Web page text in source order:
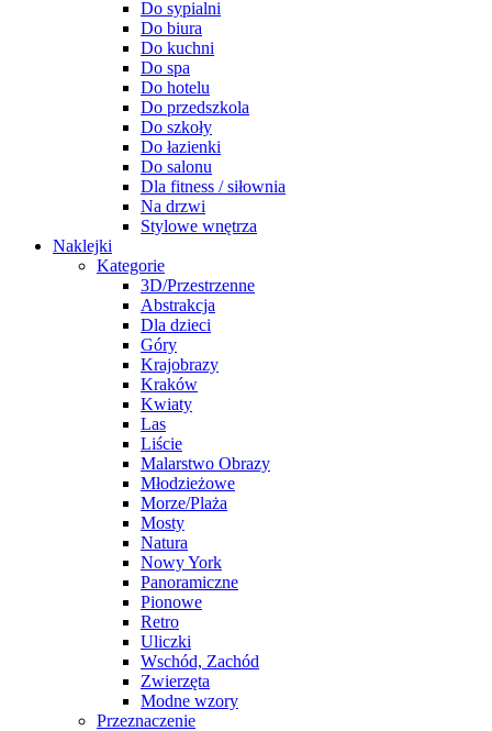
Do sypialni
Do biura
Do kuchni
Do spa
Do hotelu
Do przedszkola
Do szkoły
Do łazienki
Do salonu
Dla fitness / siłownia
Na drzwi
Stylowe wnętrza
Naklejki
Kategorie
3D/Przestrzenne
Abstrakcja
Dla dzieci
Góry
Krajobrazy
Kraków
Kwiaty
Las
Liście
Malarstwo Obrazy
Młodzieżowe
Morze/Plaża
Mosty
Natura
Nowy York
Panoramiczne
Pionowe
Retro
Uliczki
Wschód, Zachód
Zwierzęta
Modne wzory
Przeznaczenie